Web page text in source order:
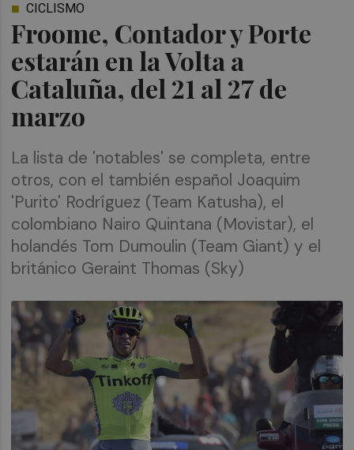
Froome, Contador y Porte
estarán en la Volta a
Cataluña, del 21 al 27 de
marzo
CICLISMO
La lista de 'notables' se completa, entre
otros, con el también español Joaquim
'Purito' Rodríguez (Team Katusha), el
colombiano Nairo Quintana (Movistar), el
holandés Tom Dumoulin (Team Giant) y el
británico Geraint Thomas (Sky)